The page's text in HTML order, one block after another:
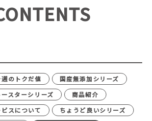
20個入り
最大12%OFF
週のトクだ値
国産無添加シリーズ
ースターシリーズ
商品紹介
スについて
ちょうど良いシリーズ